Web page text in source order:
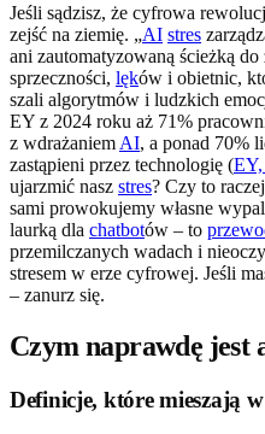
Jeśli sądzisz, że cyfrowa
zejść na ziemię. „AI stres
ani zautomatyzowaną ścieżką do
sprzeczności, lęków i obietnic,
szali algorytmów i ludzkich
EY z 2024 roku aż 71%
z wdrażaniem AI, a ponad 70%
zastąpieni przez technologię (
ujarzmić nasz stres? Czy to
sami prowokujemy własne
laurką dla chatbotów – to
przemilczanych wadach i
stresem w erze cyfrowej. Jeśli
– zanurz się.
Czym naprawdę jest
Definicje, które mieszają w